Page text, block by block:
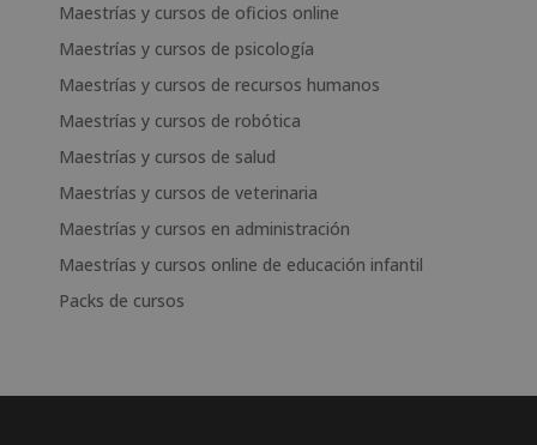
Maestrías y cursos de oficios online
Maestrías y cursos de psicología
Maestrías y cursos de recursos humanos
Maestrías y cursos de robótica
Maestrías y cursos de salud
Maestrías y cursos de veterinaria
Maestrías y cursos en administración
Maestrías y cursos online de educación infantil
Packs de cursos